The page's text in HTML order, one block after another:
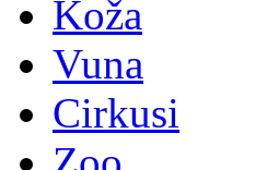
Koža
Vuna
Cirkusi